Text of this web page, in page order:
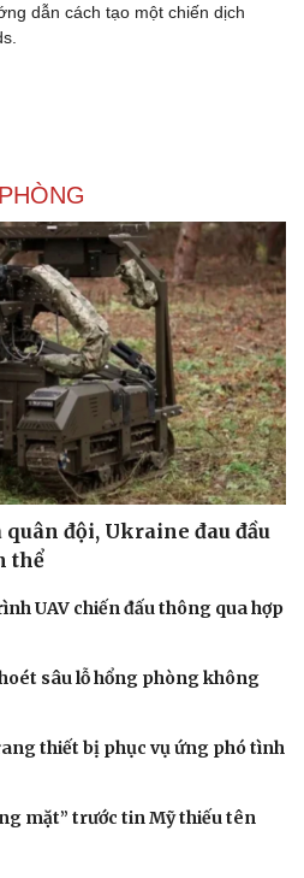
dẫn cách tạo một chiến dịch
đội, Ukraine đau đầu
thể
UAV chiến đấu thông qua hợp
sâu lỗ hổng phòng không
thiết bị phục vụ ứng phó tình
mặt” trước tin Mỹ thiếu tên